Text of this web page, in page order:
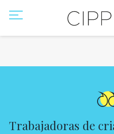
Trabajadoras de